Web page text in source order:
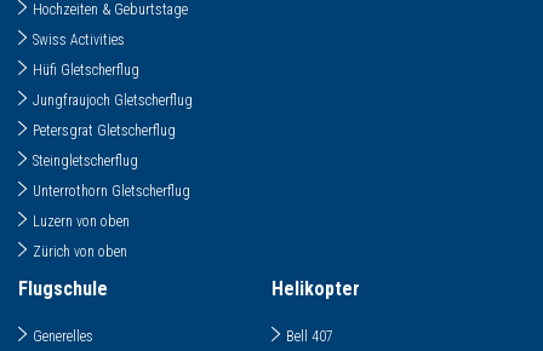
Hochzeiten & Geburtstage
Swiss Activities
Hüfi Gletscherflug
Jungfraujoch Gletscherflug
Petersgrat Gletscherflug
Steingletscherflug
Unterrothorn Gletscherflug
Luzern von oben
Zürich von oben
Flugschule
Generelles
Helikopter
Bell 407